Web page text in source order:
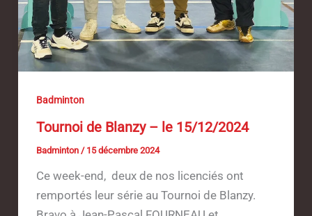
Badminton
Tournoi de Blanzy – le 15/12/2024
Badminton / 15 décembre 2024
Ce week-end, deux de nos licenciés ont
remportés leur série au Tournoi de Blanzy.